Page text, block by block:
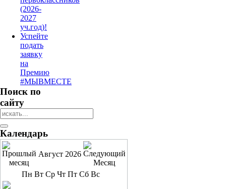
(2026-
2027
уч.год)!
Успейте
подать
заявку
на
Премию
#МЫВМЕСТЕ
Поиск по
сайту
Календарь
Август 2026
Пн Вт Ср Чт Пт Сб Вс